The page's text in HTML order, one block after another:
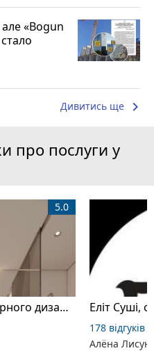
«Bogun
Дивитись ще keyboard_arrow_right
про послуги у
Vanco interior, студія інтерʼєрного дизайну
5.0
Еліт Суші,
178 відгуків
Алёна